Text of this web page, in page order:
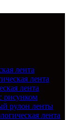
лента
лента
лента
рисунком
рулон ленты
лента